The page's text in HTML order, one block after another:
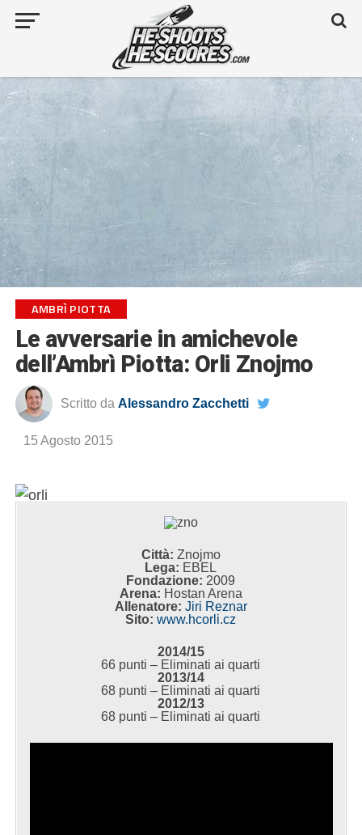
AMBRÌ PIOTTA
Le avversarie in amichevole
dell’Ambrì Piotta: Orli Znojmo
Scritto da Alessandro Zacchetti
15 Agosto 2015
Città: Znojmo
Lega: EBEL
Fondazione: 2009
Arena: Hostan Arena
Allenatore: Jiri Reznar
Sito: www.hcorli.cz
2014/15
66 punti – Eliminati ai quarti
2013/14
68 punti – Eliminati ai quarti
2012/13
68 punti – Eliminati ai quarti